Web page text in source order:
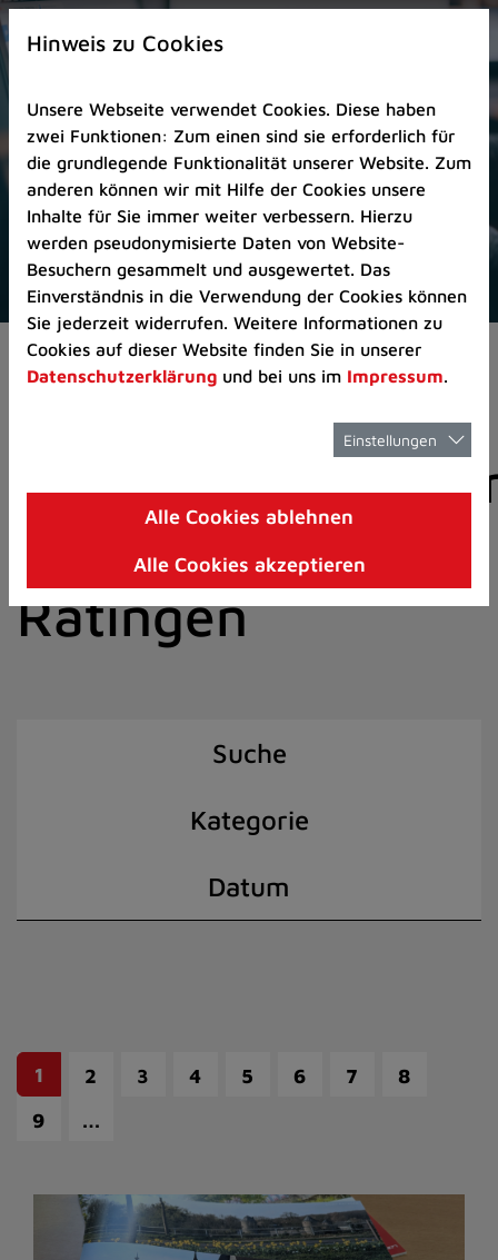
Zur
Startseite
Zum
Seitenanfang
springen
(Schnelltaste
A)
Zur
Navigation/Menü
springen
(Schnelltaste
M)
Zur
8)
I)
Pressemeldungen
der Stadt
Ratingen
Suche
Kategorie
Datum
1 2 3 4 5 6 7
8
9
…
Hinweis zu Cookies
Unsere Webseite verwendet Cookies. Diese haben
zwei Funktionen: Zum einen sind sie erforderlich für
die grundlegende Funktionalität unserer Website. Zum
anderen können wir mit Hilfe der Cookies unsere
Inhalte für Sie immer weiter verbessern. Hierzu
werden pseudonymisierte Daten von Website-
Besuchern gesammelt und ausgewertet. Das
Einverständnis in die Verwendung der Cookies können
Sie jederzeit widerrufen. Weitere Informationen zu
Cookies auf dieser Website finden Sie in unserer
Datenschutzerklärung und bei uns im Impressum.
Einstellungen
Alle Cookies ablehnen
Alle Cookies akzeptieren